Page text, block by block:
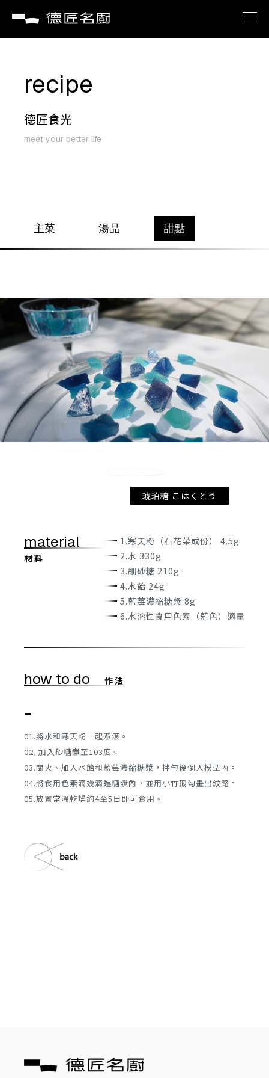
recipe
contact us
recipe
德匠食光
meet your better life
主菜 湯品 甜點
琥珀糖 こはくとう
material
材 料
1.寒天粉（石花菜成份） 4.5g
2.水 330g
3.細砂糖 210g
4.水飴 24g
5.藍莓濃縮糖漿 8g
6.水溶性食用色素（藍色）適量
how to do 作 法
-
01.將水和寒天粉一起煮滾。
02. 加入砂糖煮至103度。
03.關火、加入水飴和藍莓濃縮糖漿，拌勻後倒入模型內。
04.將食用色素滴幾滴進糖漿內，並用小竹籤勾畫出紋路。
05.放置常溫乾燥約4至5日即可食用。